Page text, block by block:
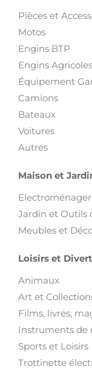
Pièces et
Motos
Engins BTP
Engins Agricoles
Équipement
Camions
Bateaux
Voitures
Autres
Maison et
Electroménager
Jardin et Outils
Meubles et
Loisirs et
Animaux
Art et
Films, livres,
Instruments de
Sports et Loisirs
Trottinette